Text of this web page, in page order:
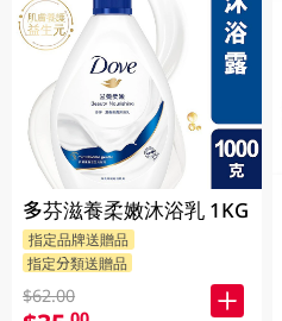
多芬滋養柔嫩沐浴乳 1KG
指定品牌送贈品
指定分類送贈品
$62.00